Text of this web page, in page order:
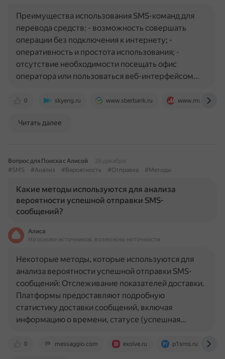
0 skyeng.ru www.sberbank.ru www.mvideo.ru
Преимущества использования SMS-команд для
перевода средств: - возможность совершать
операции без подключения к интернету; -
оперативность и простота использования; -
отсутствие необходимости посещать офис
оператора или пользоваться веб-интерфейсом…
Читать далее
Вопрос для Поиска с Алисой
26 декабря
#SMS
#Анализ #Вероятность #Отправка #Методы
Какие методы используются для анализа
вероятности успешной отправки SMS-
сообщений?
Алиса
На основе источников, возможны неточности
0 messaggio.com exolve.ru p1sms.ru
Некоторые методы, которые используются для
анализа вероятности успешной отправки SMS-
сообщений: Отслеживание показателей доставки.
Платформы предоставляют подробную
статистику доставки сообщений, включая
информацию о времени, статусе (успешная…